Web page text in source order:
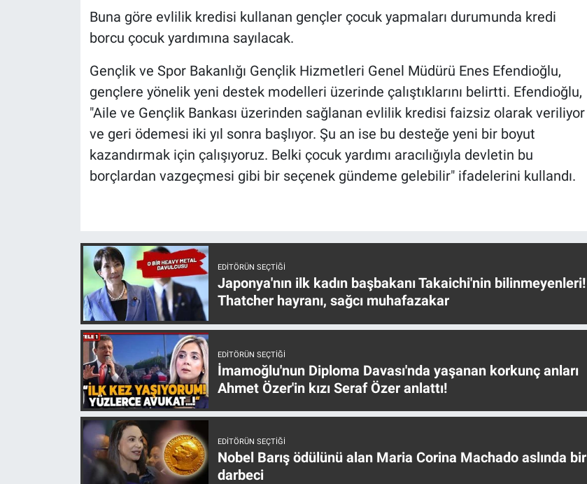
Buna göre evlilik kredisi kullanan gençler çocuk yapmaları durumunda kredi
borcu çocuk yardımına sayılacak.
Gençlik ve Spor Bakanlığı Gençlik Hizmetleri Genel Müdürü Enes Efendioğlu,
gençlere yönelik yeni destek modelleri üzerinde çalıştıklarını belirtti. Efendioğlu,
"Aile ve Gençlik Bankası üzerinden sağlanan evlilik kredisi faizsiz olarak veriliyor
ve geri ödemesi iki yıl sonra başlıyor. Şu an ise bu desteğe yeni bir boyut
kazandırmak için çalışıyoruz. Belki çocuk yardımı aracılığıyla devletin bu
borçlardan vazgeçmesi gibi bir seçenek gündeme gelebilir" ifadelerini kullandı.
EDITÖRÜN SEÇTIĞI
Japonya'nın ilk kadın başbakanı Takaichi'nin bilinmeyenleri!
Thatcher hayranı, sağcı muhafazakar
EDITÖRÜN SEÇTIĞI
İmamoğlu'nun Diploma Davası'nda yaşanan korkunç anları
Ahmet Özer'in kızı Seraf Özer anlattı!
EDITÖRÜN SEÇTIĞI
Nobel Barış ödülünü alan Maria Corina Machado aslında bir
darbeci
Programlar
Teknoloji
Türkiye'nin Geleceği
Türkiye'nin Gündemi
Yerel Gündem
Yerel Yaşam
Canlı Yayın